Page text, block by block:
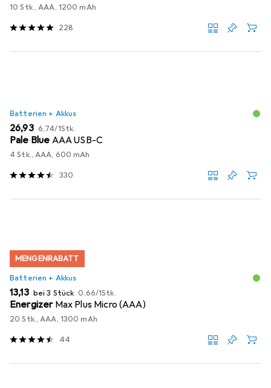
10 Stk., AAA, 1200 mAh
228
Batterien + Akkus
EUR
26,93 EUR
6,74/1Stk.
Pale Blue AAA USB-C
4 Stk., AAA, 600 mAh
330
MENGENRABATT
Batterien + Akkus
EUR
13,13 bei 3 Stück EUR
0,66/1Stk.
Energizer Max Plus Micro (AAA)
20 Stk., AAA, 1300 mAh
44